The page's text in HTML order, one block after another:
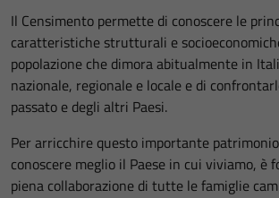
Il Censimento permette di conoscere le
caratteristiche strutturali e
popolazione che dimora abitualmente in
nazionale, regionale e locale e di
passato e degli altri Paesi.
Per arricchire questo importante
conoscere meglio il Paese in cui viviamo, è
piena collaborazione di tutte le famiglie